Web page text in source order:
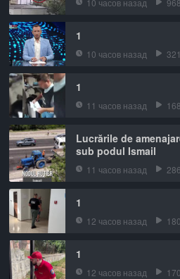
1
10 часов назад
1
11 часов назад
Lucrările de
sub podul Ismail
11 часов назад
1
12 часов назад
1
12 часов назад